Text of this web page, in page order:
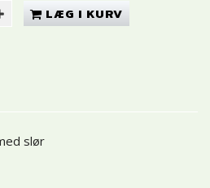
LÆG I KURV
slør